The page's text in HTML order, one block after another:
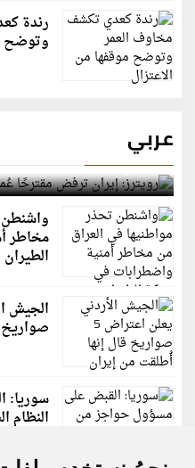
رندة
وتوضح
عربي
رويترز: إيران ترفض مقترحًا
لمضيق هرمز
واشنطن
مخاطر
الطيران
صواريخ
سوريا:
النظام